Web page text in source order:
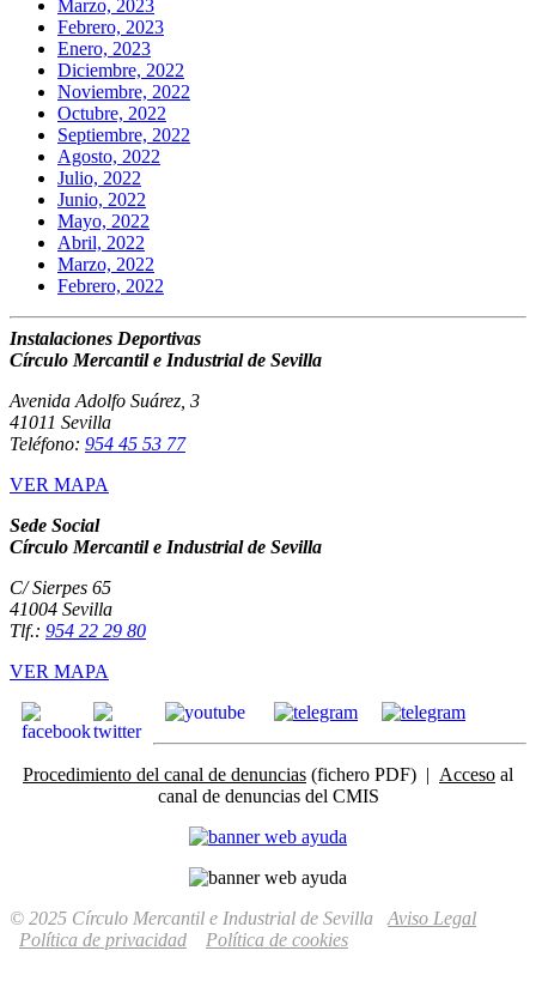
Marzo, 2023
Febrero, 2023
Enero, 2023
Diciembre, 2022
Noviembre, 2022
Octubre, 2022
Septiembre, 2022
Agosto, 2022
Julio, 2022
Junio, 2022
Mayo, 2022
Abril, 2022
Marzo, 2022
Febrero, 2022
Instalaciones Deportivas
Círculo Mercantil e Industrial de Sevilla
Avenida Adolfo Suárez, 3
41011 Sevilla
Teléfono: 954 45 53 77
VER MAPA
Sede Social
Círculo Mercantil e Industrial de Sevilla
C/ Sierpes 65
41004 Sevilla
Tlf.: 954 22 29 80
VER MAPA
Procedimiento del canal de denuncias (fichero PDF) | Acceso al
canal de denuncias del CMIS
© 2025 Círculo Mercantil e Industrial de Sevilla Aviso Legal
Política de privacidad
Política de cookies